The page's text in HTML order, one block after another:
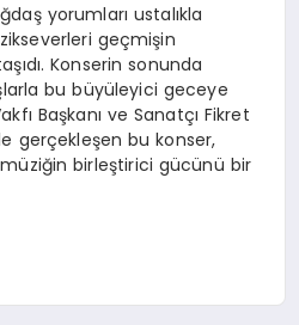
yorumları ustalıkla
geçmişin
Konserin sonunda
bu büyüleyici geceye
Başkanı ve Sanatçı Fikret
gerçekleşen bu konser,
müziğin birleştirici gücünü bir